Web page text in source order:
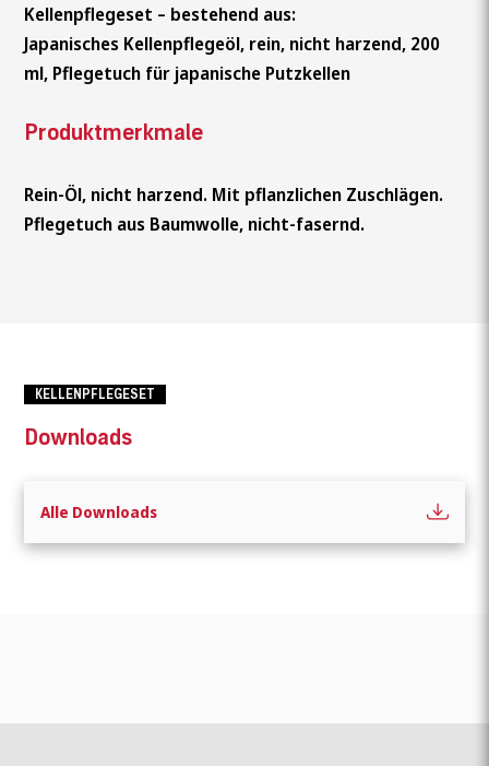
Kellenpflegeset – bestehend aus:
Japanisches Kellenpflegeöl, rein, nicht harzend, 200
ml, Pflegetuch für japanische Putzkellen
Produktmerkmale
Rein-Öl, nicht harzend. Mit pflanzlichen Zuschlägen.
Pflegetuch aus Baumwolle, nicht-fasernd.
KELLENPFLEGESET
Downloads
Alle Downloads